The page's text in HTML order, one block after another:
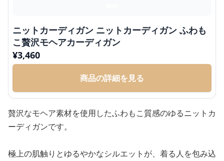
ニットカーディガン ニットカーディガン ふわも
こ贅沢モヘアカーディガン
¥3,460
商品の詳細を見る
贅沢なモヘア素材を使用したふわもこ質感のゆるニットカ
ーディガンです。
極上の肌触りとゆるやかなシルエットが、着る人を包み込